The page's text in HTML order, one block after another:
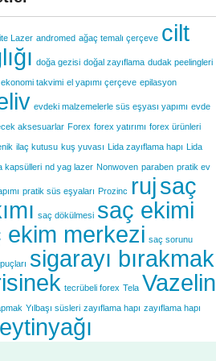
Lazer andromed ağaç temalı çerçeve cilt
doğa gezisi doğal zayıflama dudak peelingleri
ekonomi takvimi el yapımı çerçeve epilasyon
evdeki malzemelerle süs eşyası yapımı evde
aksesuarlar Forex forex yatırımı forex ürünleri
ilaç kutusu kuş yuvası Lida zayıflama hapı Lida
kapsülleri nd yag lazer Nonwoven paraben pratik ev
pratik süs eşyaları Prozinc rujsaç
saç dökülmesi saç ekimi
ekim merkezi saç sorunu
sigarayı bırakmak
tecrübeli forex Tela Vazelin
Yılbaşı süsleri zayıflama hapı zayıflama hapı